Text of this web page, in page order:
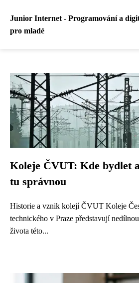
Junior Internet - Programování a
pro mladé
Koleje ČVUT: Kde bydlet
tu správnou
Historie a vznik kolejí ČVUT Koleje
technického v Praze představují
života této...